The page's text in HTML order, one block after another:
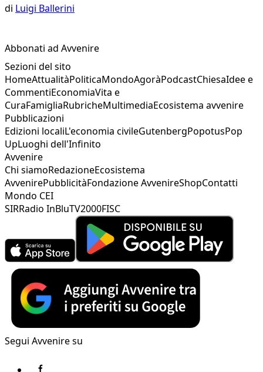
di Luigi Ballerini
Abbonati ad Avvenire
Sezioni del sito
HomeAttualitàPoliticaMondoAgoràPodcastChiesaIdee e
CommentiEconomiaVita e
CuraFamigliaRubricheMultimediaEcosistema avvenire
Pubblicazioni
Edizioni localiL'economia civileGutenbergPopotusPop
UpLuoghi dell'Infinito
Avvenire
Chi siamoRedazioneEcosistema
AvvenirePubblicitàFondazione AvvenireShopContatti
Mondo CEI
SIRRadio InBluTV2000FISC
Segui Avvenire su